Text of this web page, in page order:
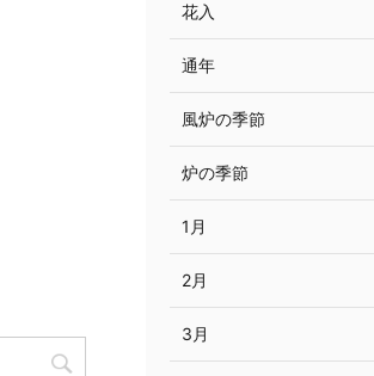
花入
通年
風炉の季節
炉の季節
1月
2月
3月